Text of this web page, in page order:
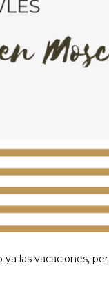
las vacaciones,